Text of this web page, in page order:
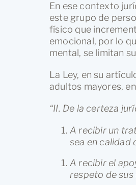
En ese contexto
este grupo de
físico que
emocional, por lo
mental, se limitan
La Ley, en su
adultos mayores,
“II. De la certeza
A recibir un
sea en calidad
A recibir el
respeto de sus